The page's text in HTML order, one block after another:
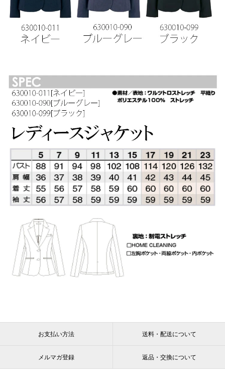
お支払い方法 送料・配送について
メルマガ登録 返品・交換について